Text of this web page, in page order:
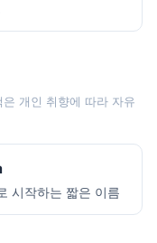
개인 취향에 따라 자유
시작하는 짧은 이름